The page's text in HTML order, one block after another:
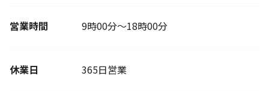
営業時間 9時00分～18時00分
休業日 365日営業